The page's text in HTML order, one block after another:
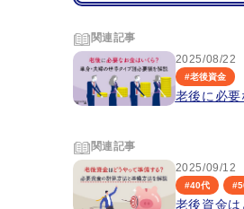
関連記事
2025/08/22
#老後資金
老後に必
関連記事
2025/09/12
#40代 #
老後資金